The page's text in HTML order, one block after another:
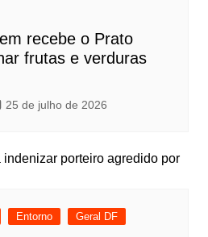
recebe o Prato
frutas e verduras
25 de julho de 2026
Entorno Geral DF